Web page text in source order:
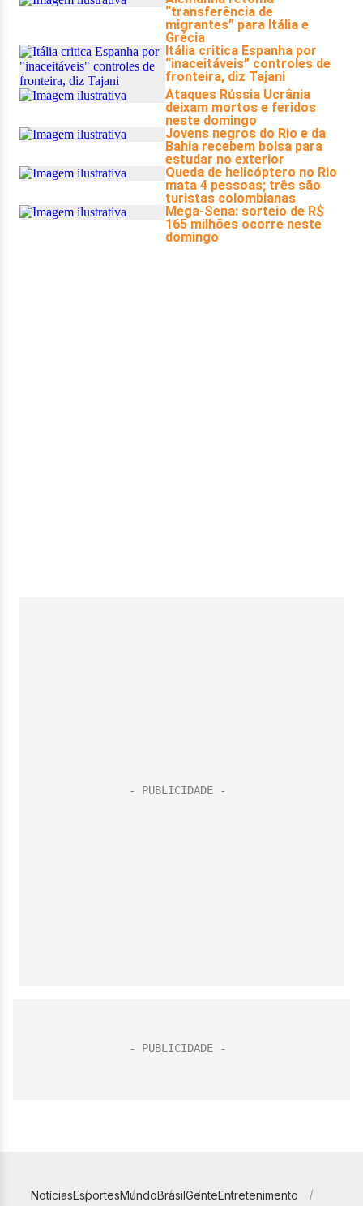
NotíciasEsportesMundoBrasilGenteEntretenimento